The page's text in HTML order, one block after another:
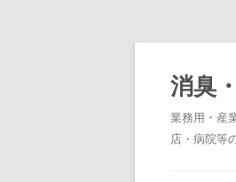
消臭
業務用・産
店・病院等